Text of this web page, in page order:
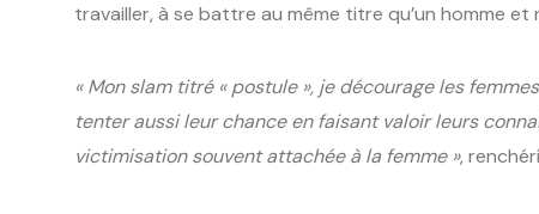
travailler, à se battre au même titre qu’un homme
« Mon slam titré « postule », je décourage les
tenter aussi leur chance en faisant valoir leurs
victimisation souvent attachée à la femme »,